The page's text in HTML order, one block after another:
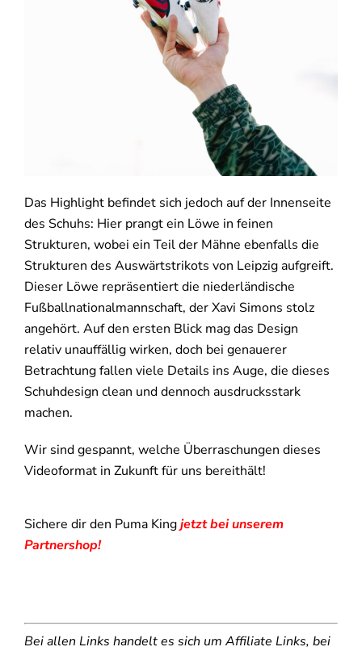
Das Highlight befindet sich jedoch auf der Innenseite
des Schuhs: Hier prangt ein Löwe in feinen
Strukturen, wobei ein Teil der Mähne ebenfalls die
Strukturen des Auswärtstrikots von Leipzig aufgreift.
Dieser Löwe repräsentiert die niederländische
Fußballnationalmannschaft, der Xavi Simons stolz
angehört. Auf den ersten Blick mag das Design
relativ unauffällig wirken, doch bei genauerer
Betrachtung fallen viele Details ins Auge, die dieses
Schuhdesign clean und dennoch ausdrucksstark
machen.
Wir sind gespannt, welche Überraschungen dieses
Videoformat in Zukunft für uns bereithält!
Sichere dir den Puma Kingjetzt bei unserem
Partnershop!
Bei allen Links handelt es sich um Affiliate Links, bei